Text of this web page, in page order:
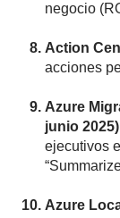
negocio
Action
acciones
Azure
junio
ejecutivos
Azure